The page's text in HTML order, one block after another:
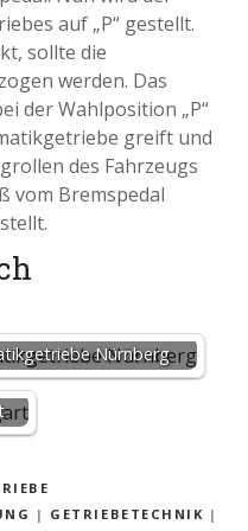
auf „P“ gestellt.
sollte die
werden. Das
der Wahlposition „P“
greift und
des Fahrzeugs
vom Bremspedal
Nürnberg
| GETRIEBETECHNIK |